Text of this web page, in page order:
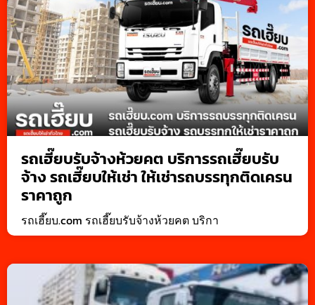
รถเฮี๊ยบรับจ้างห้วยคต บริการรถเฮี๊ยบรับ
จ้าง รถเฮี๊ยบให้เช่า ให้เช่ารถบรรทุกติดเครน
ราคาถูก
รถเฮี๊ยบ.com รถเฮี๊ยบรับจ้างห้วยคต บริกา